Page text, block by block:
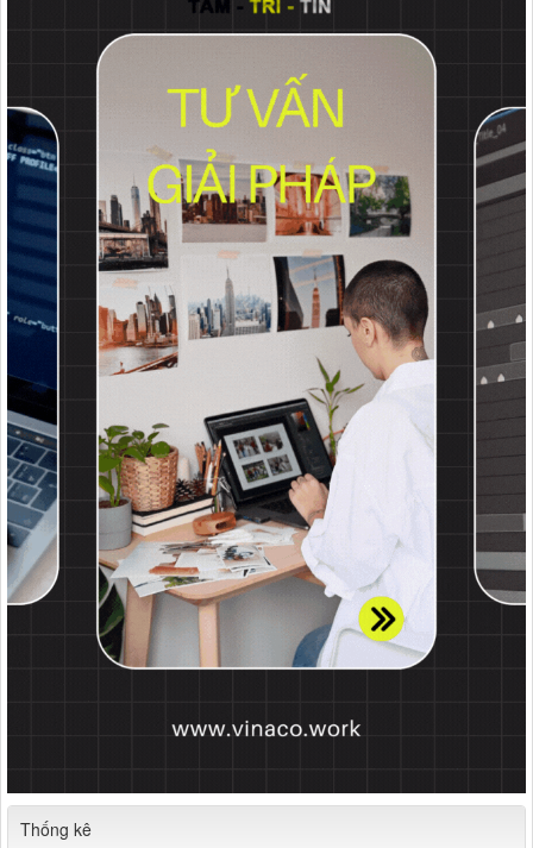
Thống kê